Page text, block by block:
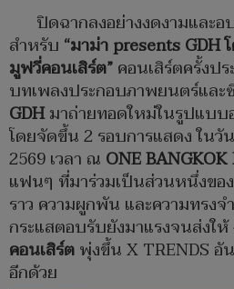
ปิดฉากลงอย่างงดงามและอ
สำหรับ “มาม่าpresents GDH
มูฟวี่คอนเสิร์ต”คอนเสิร์ตครั้งป
บทเพลงประกอบภาพยนตร์และ
GDHมาถ่ายทอดใหม่ในรูปแบบ
โดยจัดขึ้น 2 รอบการแสดง ใน
2569 เวลา ณ ONE
แฟนๆ ที่มาร่วมเป็นส่วนหนึ่งของ
ราว ความผูกพัน และความทรง
กระแสตอบรับยังมาแรงจนส่งให้
คอนเสิร์ตพุ่งขึ้น X TRENDS อั
อีกด้วย